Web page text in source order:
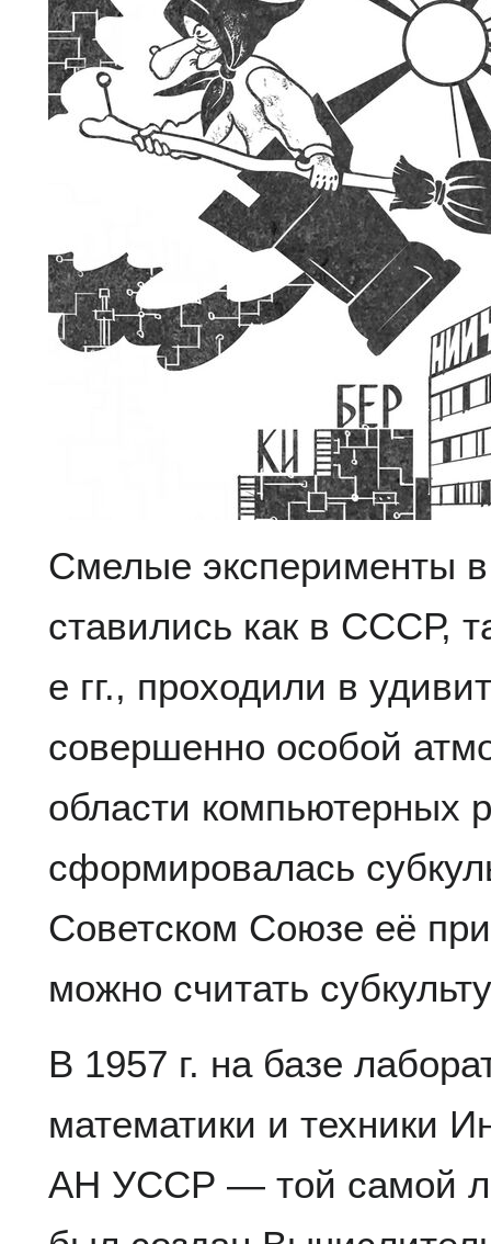
Смелые эксперименты
ставились как в СССР,
е гг., проходили в
совершенно особой
области компьютерных
сформировалась
Советском Союзе её
можно считать
В 1957 г. на базе
математики и техники
АН УССР — той самой